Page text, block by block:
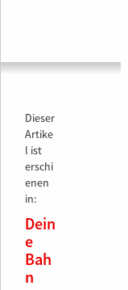
Dieser
Artike
l ist
erschi
enen
in:
Dein
e
Bah
n